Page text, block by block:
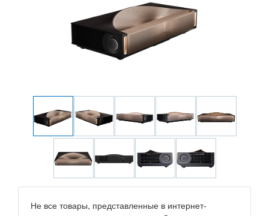
Не все товары, представленные в интернет-